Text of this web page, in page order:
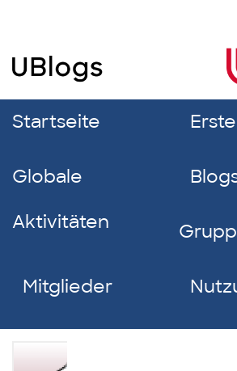
Startseite
Globale
Aktivitäten
Mitglieder